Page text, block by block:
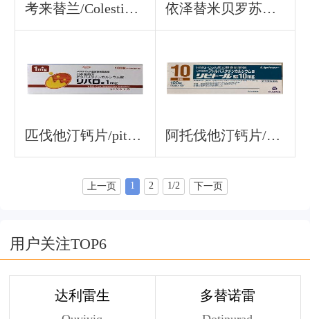
考来替兰/Colestimide 依泽替米贝罗苏伐他汀钙片HD片/Ezetimibe/依泽麦布/依替米贝/Rosuvastatin Calcium
匹伐他汀钙片/pitavastatin calcium 阿托伐他汀钙片/Atorvastatin
上一页 1 2 1/2 下一页
用户关注TOP6
达利雷生 多替诺雷